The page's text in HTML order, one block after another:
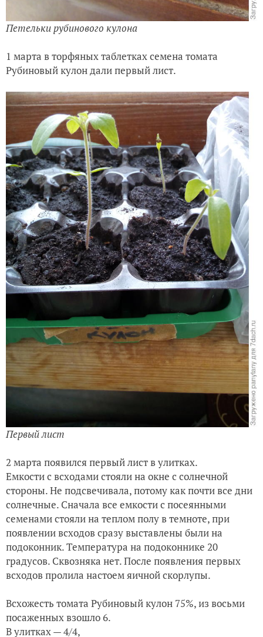
Петельки рубинового кулона
1 марта в торфяных таблетках семена томата
Рубиновый кулон дали первый лист.
Первый лист
2 марта появился первый лист в улитках.
Емкости с всходами стояли на окне с солнечной
стороны. Не подсвечивала, потому как почти все дни
солнечные. Сначала все емкости с посеянными
семенами стояли на теплом полу в темноте, при
появлении всходов сразу выставлены были на
подоконник. Температура на подоконнике 20
градусов. Сквозняка нет. После появления первых
всходов пролила настоем яичной скорлупы.
Всхожесть томата Рубиновый кулон 75%, из восьми
посаженных взошло 6.
В улитках — 4/4,